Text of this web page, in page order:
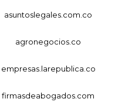
asuntoslegales.com.co
agronegocios.co
empresas.larepublica.co
firmasdeabogados.com